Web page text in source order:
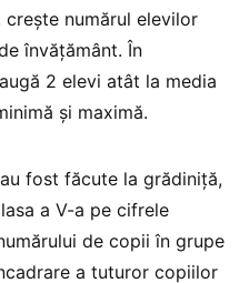
numărul elevilor
învățământ. În
2 elevi atât la media
și maximă.
fost făcute la grădiniță,
a V-a pe cifrele
de copii în grupe
a tuturor copiilor